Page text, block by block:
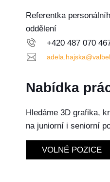
Referentka
oddělení
+420 487 070
Nabídka
Hledáme 3D grafika,
na juniorní i seniorní
VOLNÉ POZICE